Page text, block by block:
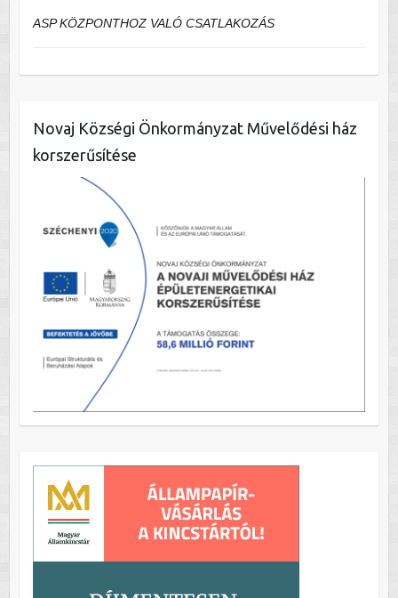
ASP KÖZPONTHOZ VALÓ CSATLAKOZÁS
Novaj Községi Önkormányzat Művelődési ház
korszerűsítése